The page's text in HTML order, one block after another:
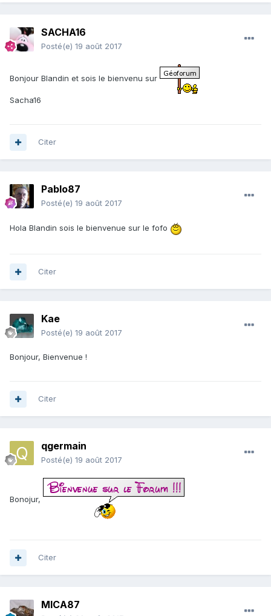
SACHA16
Posté(e) 19 août 2017
Bonjour Blandin et sois le bienvenu sur
Sacha16
Citer
Pablo87
Posté(e) 19 août 2017
Hola Blandin sois le bienvenue sur le fofo
Citer
Kae
Posté(e) 19 août 2017
Bonjour, Bienvenue !
Citer
qgermain
Posté(e) 19 août 2017
Bonojur,
Citer
MICA87